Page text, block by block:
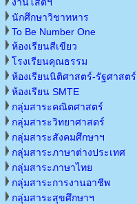
นักศึกษาวิชาทหาร
To Be Number One
ห้องเรียนสีเขียว
โรงเรียนคุณธรรม
ห้องเรียนนิติศาสตร์-รัฐศาสตร์
ห้องเรียน SMTE
กลุ่มสาระคณิตศาสตร์
กลุ่มสาระวิทยาศาสตร์
กลุ่มสาระสังคมศึกษาฯ
กลุ่มสาระภาษาต่างประเทศ
กลุ่มสาระภาษาไทย
กลุ่มสาระการงานอาชีพ
กลุ่มสาระสุขศึกษาฯ